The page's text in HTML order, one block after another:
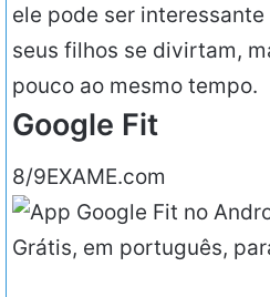
ele pode ser
seus filhos se divirtam,
pouco ao mesmo tempo.
Google Fit
8/9EXAME.com
Grátis, em português,